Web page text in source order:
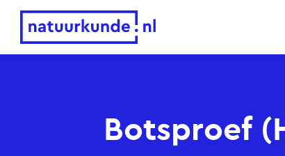
Natuurkunde.nl
Botsproef